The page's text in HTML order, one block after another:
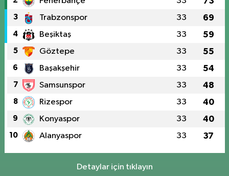
3 Trabzonspor 33 69
4 Beşiktaş 33 59
5 Göztepe 33 55
6 Başakşehir 33 54
7 Samsunspor 33 48
8 Rizespor 33 40
9 Konyaspor 33 40
10 Alanyaspor 33 37
Detaylar için tıklayın